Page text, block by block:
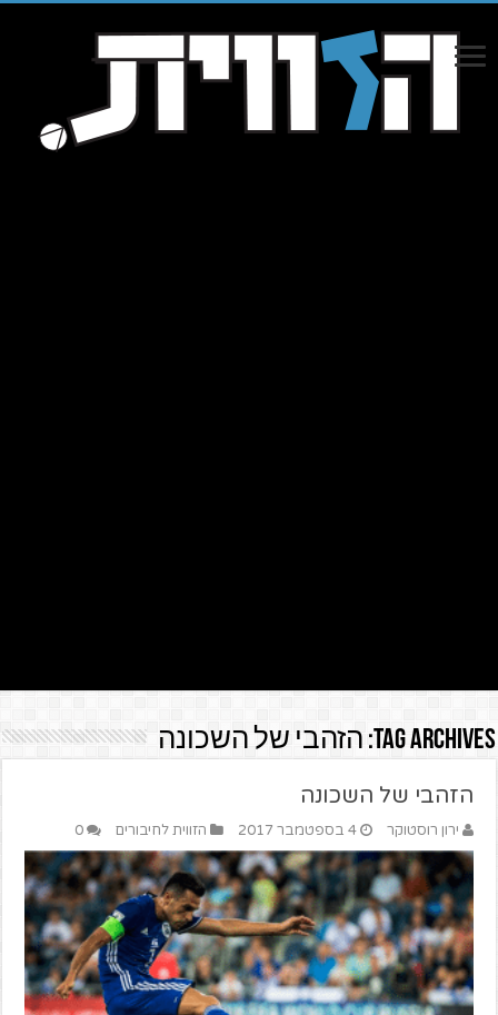
Tag Archives: הזהבי של השכונה
הזהבי של השכונה
ירון רוסטוקר 4 בספטמבר 2017 הזווית לחיבורים 0